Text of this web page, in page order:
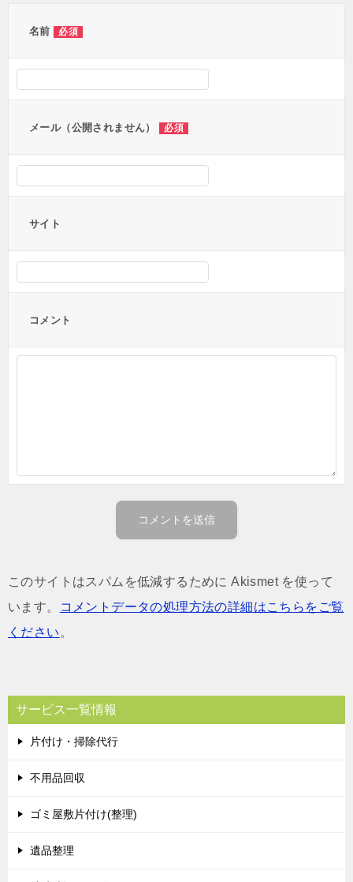
名前 必須
メール（公開されません） 必須
サイト
コメント
このサイトはスパムを低減するために Akismet を使って
います。
コメントデータの処理方法の詳細はこちらをご覧
ください 。
サービス一覧情報
片付け・掃除代行
不用品回収
ゴミ屋敷片付け(整理)
遺品整理